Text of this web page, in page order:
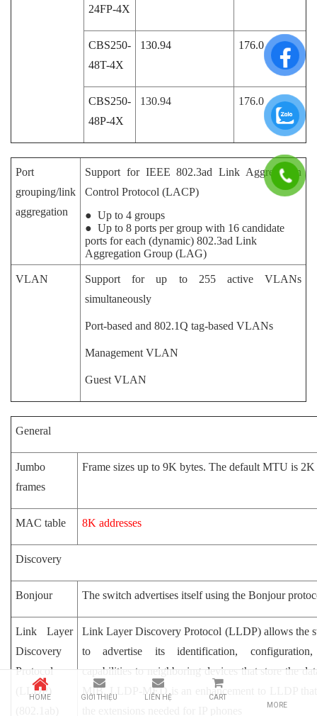
24FP-4X
CBS250-
48T-4X
130.94 176.0
CBS250-
48P-4X
130.94 176.0
Port
grouping/link
aggregation
Support for IEEE 802.3ad Link Aggregation
Control Protocol (LACP)
● Up to 4 groups
● Up to 8 ports per group with 16 candidate
ports for each (dynamic) 802.3ad Link
Aggregation Group (LAG)
VLAN
Support for up to 255 active VLANs
simultaneously
Port-based and 802.1Q tag-based VLANs
Management VLAN
Guest VLAN
General
Jumbo
frames
Frame sizes up to 9K bytes. The default MTU is 2K
MAC table 8K addresses
Discovery
Bonjour The switch advertises itself using the Bonjour
Link Layer
Discovery
Protocol
(LLDP)
Link Layer Discovery Protocol (LLDP) allows the
to advertise its identification,
capabilities to neighboring devices that store the
MIB. LLDP-MED is an enhancement to LLDP
HOME GIỚI THIỆU LIÊN HỆ
CART
MORE